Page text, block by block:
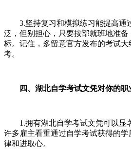
3.坚持复习和模拟练习能提高通
泛，但别担心，只要按部就班地准备
标。记住，多留意官方发布的考试
考。
四、湖北自学考试文凭对你的职
1.拥有湖北自学考试文凭可以显著
许多雇主看重通过自学考试获得的
律和进取心。